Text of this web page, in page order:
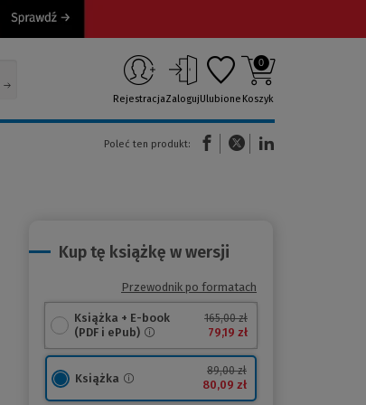
RejestracjaZalogujUlubione
0
Koszyk
Poleć ten produkt:
(Nowe okno)(Link do innej strony)
Kup tę książkę w wersji
Przewodnik po formatach
Książka + E-book
(PDF i ePub)
165,00 zł
79,19 zł
Książka
89,00 zł
80,09 zł